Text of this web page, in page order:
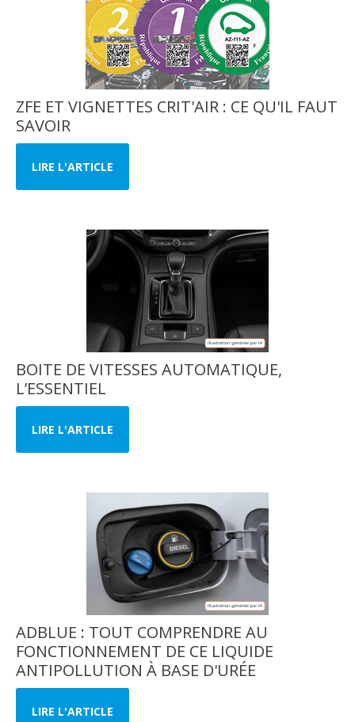
ZFE ET VIGNETTES CRIT'AIR : CE QU'IL FAUT
SAVOIR
LIRE L'ARTICLE
BOITE DE VITESSES AUTOMATIQUE,
L’ESSENTIEL
LIRE L'ARTICLE
ADBLUE : TOUT COMPRENDRE AU
FONCTIONNEMENT DE CE LIQUIDE
ANTIPOLLUTION À BASE D'URÉE
LIRE L'ARTICLE